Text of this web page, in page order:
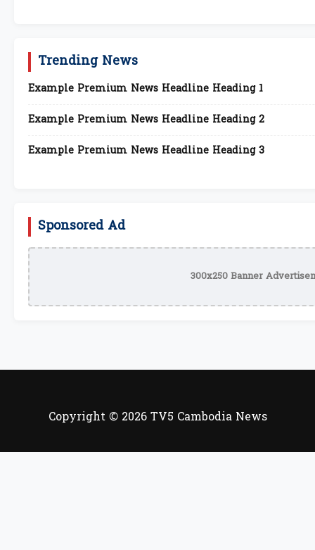
Trending News
Example Premium News Headline Heading 1
Example Premium News Headline Heading 2
Example Premium News Headline Heading 3
Sponsored Ad
300x250 Banner
Copyright © 2026 TV5 Cambodia News